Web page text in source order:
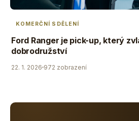
KOMERČNÍ SDĚLENÍ
Ford Ranger je pick-up, který
dobrodružství
22. 1. 2026 972 zobrazení